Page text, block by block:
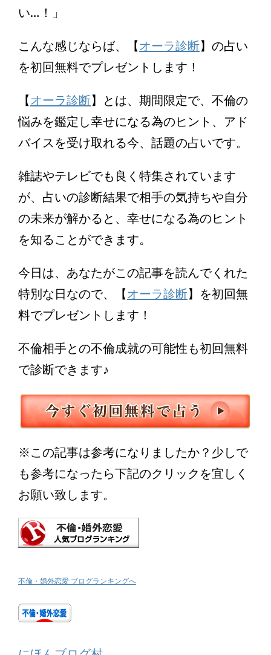
い…！」
こんな感じならば、【オーラ診断】の占い
を初回無料でプレゼントします！
【オーラ診断】とは、期間限定で、不倫の
悩みを鑑定し幸せになる為のヒント、アド
バイスを受け取れる今、話題の占いです。
雑誌やテレビでも良く特集されています
が、占いの診断結果で相手の気持ちや自分
の未来が解かると、幸せになる為のヒント
を知ることができます。
今日は、あなたがこの記事を読んでくれた
特別な日なので、【オーラ診断】を初回無
料でプレゼントします！
不倫相手との不倫成就の可能性も初回無料
で診断できます♪
※この記事は参考になりましたか？少しで
も参考になったら下記のクリックを宜しく
お願い致します。
不倫・婚外恋愛 ブログランキングへ